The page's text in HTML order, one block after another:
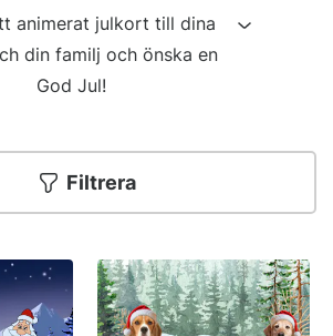
animerat julkort till dina
din familj och önska en
God Jul!
Filtrera